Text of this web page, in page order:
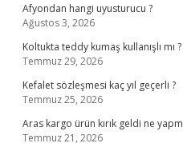
Afyondan hangi uyusturucu ?
Ağustos 3, 2026
Koltukta teddy kumaş kullanışlı mı ?
Temmuz 29, 2026
Kefalet sözleşmesi kaç yıl geçerli ?
Temmuz 25, 2026
Aras kargo ürün kırık geldi ne
Temmuz 21, 2026